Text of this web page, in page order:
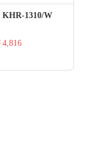
KHR-1310/W
4,816